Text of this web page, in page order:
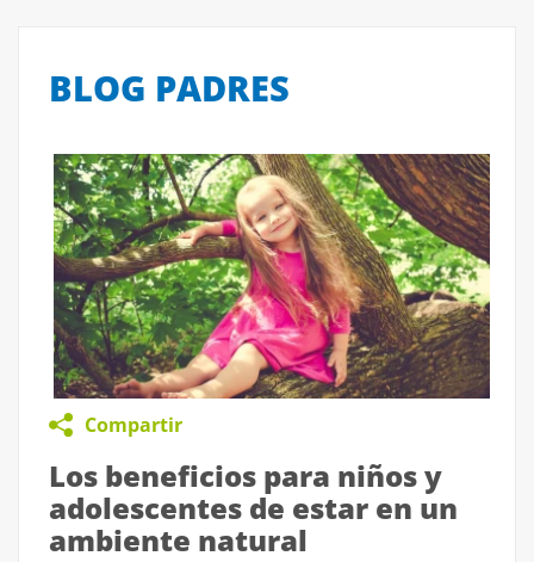
BLOG PADRES
Compartir
Los beneficios para niños y
adolescentes de estar en un
ambiente natural